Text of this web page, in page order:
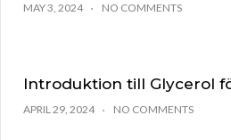
MAY 3, 2024 NO COMMENTS
Introduktion till Glycerol
APRIL 29, 2024 NO COMMENTS